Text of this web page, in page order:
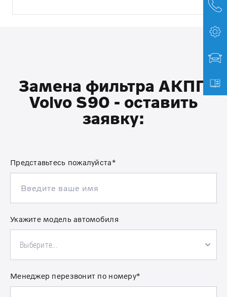
Замена фильтра АКПП
Volvo S90 - оставить
заявку:
Представьтесь пожалуйста*
Укажите модель автомобиля
Выберите...
Менеджер перезвонит по номеру*